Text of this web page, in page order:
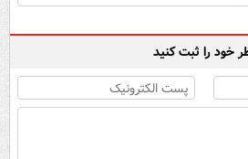
خود را ثبت کنید